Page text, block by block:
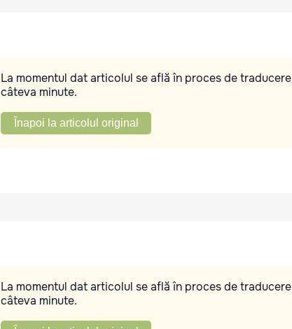
La momentul dat articolul se află în proces de
câteva minute.
Înapoi la articolul original
La momentul dat articolul se află în proces de
câteva minute.